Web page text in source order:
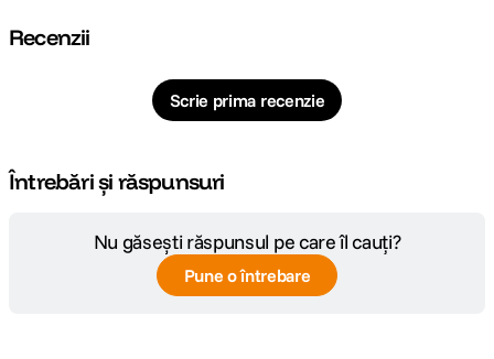
Recenzii
Scrie prima recenzie
Întrebări și răspunsuri
Nu găsești răspunsul pe care îl cauți?
Pune o întrebare